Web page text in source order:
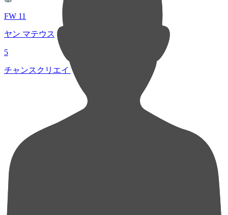
FW 11
ヤン マテウス
5
チャンスクリエイト総数